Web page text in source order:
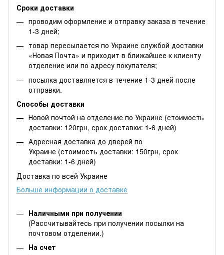
Сроки доставки
проводим оформление и отправку заказа в течение
1-3 дней;
товар пересылается по Украине службой доставки
«Новая Почта» и приходит в ближайшее к клиенту
отделение или по адресу покупателя;
посылка доставляется в течение 1-3 дней после
отправки.
Способы доставки
Новой почтой на отделение по Украине (стоимость
доставки: 120грн, срок доставки: 1-6 дней)
Адресная доставка до дверей по
Украине (стоимость доставки: 150грн, срок
доставки: 1-6 дней)
Доставка по всей Украине
Больше информации о доставке
Наличными при получении
(Рассчитывайтесь при получении посылки на
почтовом отделении.)
На счет